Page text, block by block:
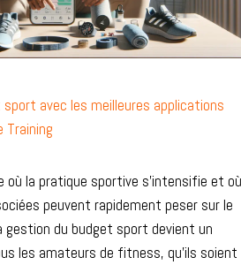
sport avec les meilleures applications
Training
où la pratique sportive s’intensifie et où
peuvent rapidement peser sur le
gestion du budget sport devient un
les amateurs de fitness, qu’ils soient